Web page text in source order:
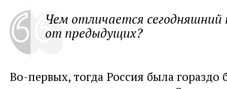
Чем отличается сегодняшний
от предыдущих?
Во-первых, тогда Россия была гораздо